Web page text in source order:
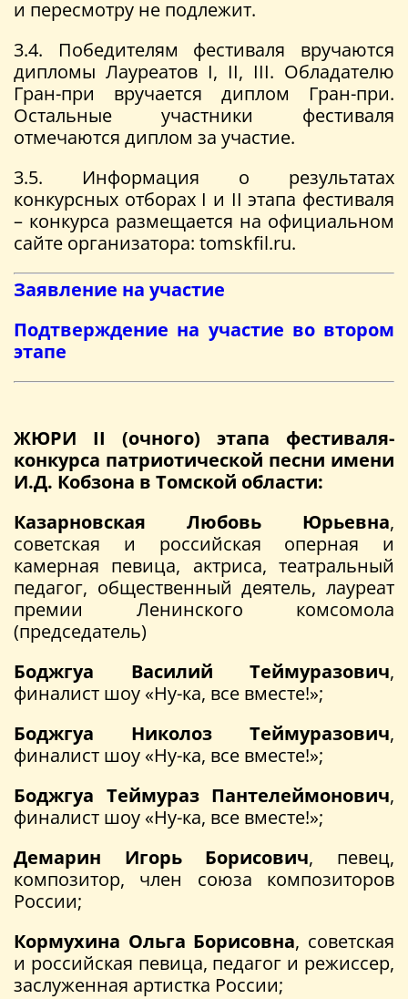
и пересмотру не подлежит.
3.4. Победителям фестиваля вручаются
дипломы Лауреатов I, II, III. Обладателю
Гран-при вручается диплом Гран-при.
Остальные участники фестиваля
отмечаются диплом за участие.
3.5. Информация о результатах
конкурсных отборах I и II этапа фестиваля
– конкурса размещается на официальном
сайте организатора: tomskfil.ru.
Заявление на участие
Подтверждение на участие во втором
этапе
ЖЮРИ II (очного) этапа фестиваля-
конкурса патриотической песни имени
И.Д. Кобзона в Томской области:
Казарновская Любовь Юрьевна,
советская и российская оперная и
камерная певица, актриса, театральный
педагог, общественный деятель, лауреат
премии Ленинского комсомола
(председатель)
Боджгуа Василий Теймуразович,
финалист шоу «Ну-ка, все вместе!»;
Боджгуа Николоз Теймуразович,
финалист шоу «Ну-ка, все вместе!»;
Боджгуа Теймураз Пантелеймонович,
финалист шоу «Ну-ка, все вместе!»;
Демарин Игорь Борисович, певец,
композитор, член союза композиторов
России;
Кормухина Ольга Борисовна, советская
и российская певица, педагог и режиссер,
заслуженная артистка России;